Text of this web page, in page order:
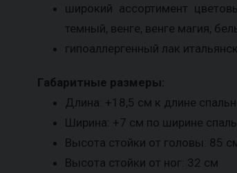
широкий ассортимент
темный, венге, венге магия,
гипоаллергенный лак
Габаритные размеры:
Длина: +18,5 см к длине
Ширина: +7 см по ширине
Высота стойки от головы: 85
Высота стойки от ног: 32 см